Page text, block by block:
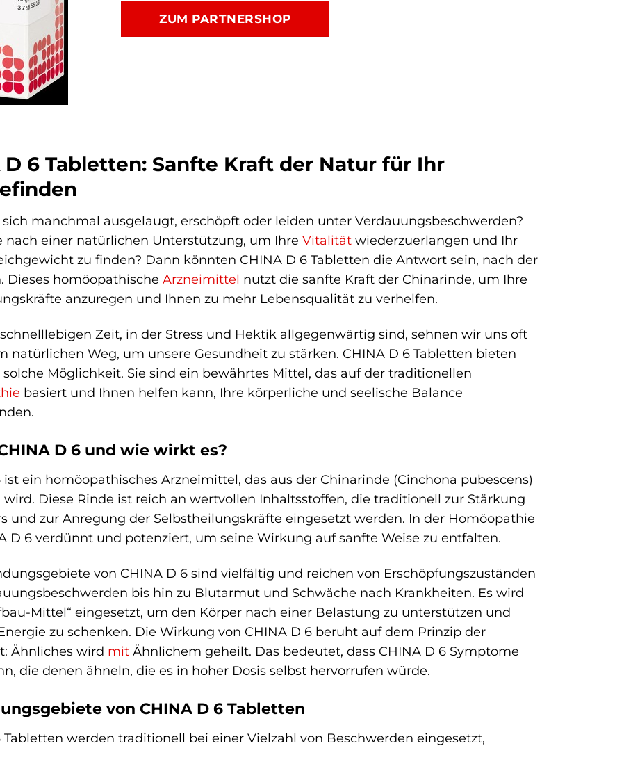
war:
11,89 €
ist:
8,89 €.
ZUM PARTNERSHOP
D 6 Tabletten: Sanfte Kraft der Natur für Ihr
sich manchmal ausgelaugt, erschöpft oder leiden unter Verdauungsbeschwerden?
nach einer natürlichen Unterstützung, um Ihre Vitalität wiederzuerlangen und Ihr
zu finden? Dann könnten CHINA D 6 Tabletten die Antwort sein, nach der
Dieses homöopathische Arzneimittel nutzt die sanfte Kraft der Chinarinde, um Ihre
anzuregen und Ihnen zu mehr Lebensqualität zu verhelfen.
Zeit, in der Stress und Hektik allgegenwärtig sind, sehnen wir uns oft
natürlichen Weg, um unsere Gesundheit zu stärken. CHINA D 6 Tabletten bieten
solche Möglichkeit. Sie sind ein bewährtes Mittel, das auf der traditionellen
basiert und Ihnen helfen kann, Ihre körperliche und seelische Balance
D 6 und wie wirkt es?
ist ein homöopathisches Arzneimittel, das aus der Chinarinde (Cinchona pubescens)
Diese Rinde ist reich an wertvollen Inhaltsstoffen, die traditionell zur Stärkung
und zur Anregung der Selbstheilungskräfte eingesetzt werden. In der Homöopathie
D 6 verdünnt und potenziert, um seine Wirkung auf sanfte Weise zu entfalten.
von CHINA D 6 sind vielfältig und reichen von Erschöpfungszuständen
bis hin zu Blutarmut und Schwäche nach Krankheiten. Es wird
Mittel“ eingesetzt, um den Körper nach einer Belastung zu unterstützen und
zu schenken. Die Wirkung von CHINA D 6 beruht auf dem Prinzip der
Ähnliches wird mit Ähnlichem geheilt. Das bedeutet, dass CHINA D 6 Symptome
die denen ähneln, die es in hoher Dosis selbst hervorrufen würde.
von CHINA D 6 Tabletten
Tabletten werden traditionell bei einer Vielzahl von Beschwerden eingesetzt,